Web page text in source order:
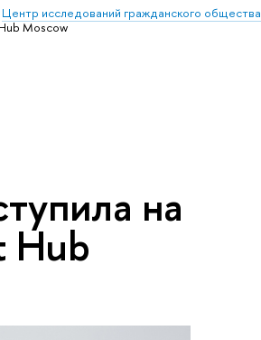
Центр исследований гражданского общества
Moscow
на
Hub